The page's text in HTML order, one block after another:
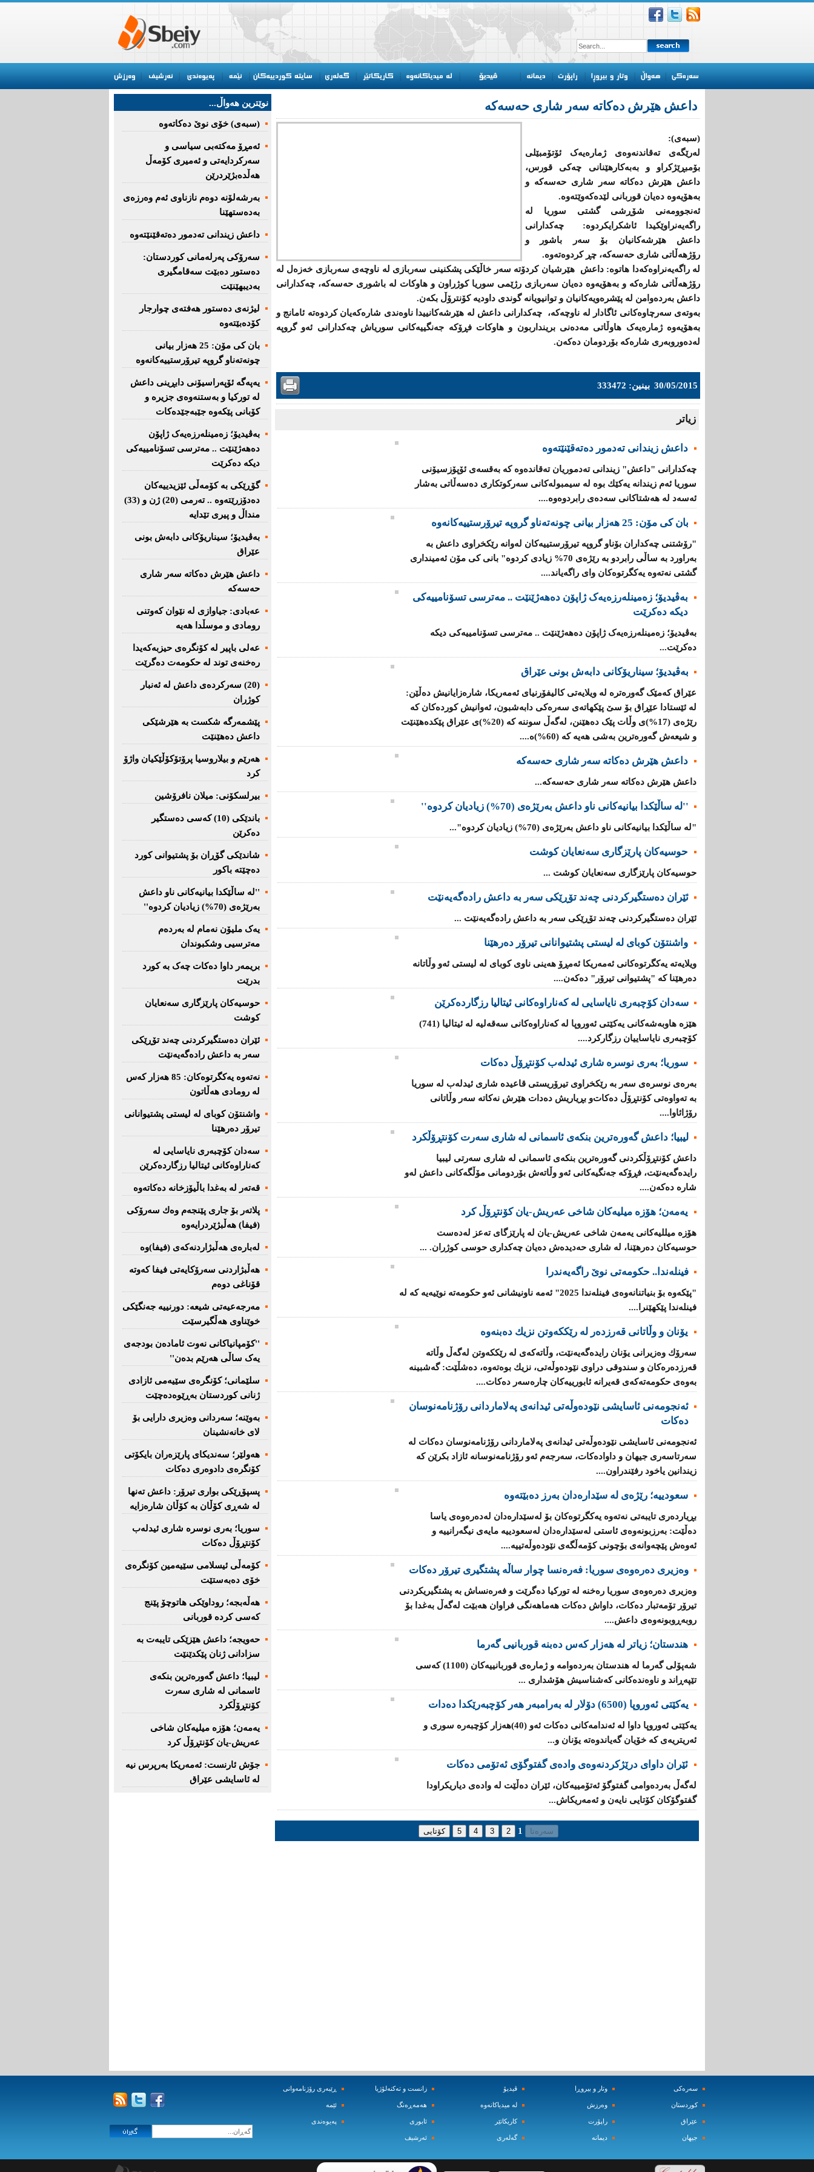
داعش هێرش دەکاتە سەر شاری حەسەکە
(سبەی):
لەرێگەی تەقاندنەوەی ژمارەیەک ئۆتۆمبێلی
بۆمبڕێژکراو و بەبەکارهێنانی چەکی قورس،
داعش هێرش دەکاتە سەر شاری حەسەکە و
بەهۆیەوە دەیان قوربانی لێدەکەوێتەوە.
ئەنجوومەنی شۆڕشی گشتی سوریا لە
راگەیەنراوێكیدا ئاشکرایکردوە: چەكدارانی
داعش هێرشەكانیان بۆ سەر باشور و
رۆژهەڵاتی شاری حەسەكە، چڕ كردوەتەوە.
لە راگەیەنراوەكەدا هاتوە: داعش هێرشیان كردۆتە سەر خاڵێكی پشكنینی سەربازی لە ناوچەی سەربازی خەزەل لە
رۆژهەڵاتی شارەكە و بەهۆیەوە دەیان سەربازی رژێمی سوریا كوژراون و هاوكات لە باشوری حەسەكە، چەكدارانی
داعش بەردەوامن لە پێشرەویەكانیان و توانیویانە گوندی داودیە كۆنترۆڵ بكەن.
‌بەوتەی سەرچاوەکانی ئاگادار لە ناوچەکە، چەکدارانی داعش لە هێرشەكانییدا ناوەندی شارەكەیان كردوەتە ئامانج و
بەهۆیەوە ژمارەیەک هاوڵاتی مەدەنی برینداربون و هاوكات فڕۆكە جەنگییەکانی سوریاش چەکدارانی ئەو گروپە
لەدەوروبەری شارەكە بۆردومان دەكەن.
30/05/2015 بینین: 333472
زیاتر
داعش زیندانی تەدمور دەتەقێنێتەوە
چەكدارانی "داعش" زیندانی تەدموریان تەقاندەوە كە بەقسەی ئۆپۆزسیۆنی
سوریا ئەم زیندانە یەكێك بوە لە سیمبولەكانی سەركوتكاری دەسەڵاتی بەشار
ئەسەد لە هەشتاكانی سەدەی رابردوەوە....
بان كی مۆن: 25 هەزار بیانی چونەتەناو گروپە تیرۆرستییەكانەوە
"رۆشتنی چەكداران بۆناو گروپە تیرۆرستییەكان لەوانە رێكخراوی داعش بە
بەراورد بە ساڵی رابردو بە رێژەی 70% زیادی كردوە" بانی كی مۆن ئەمینداری
گشتی نەتەوە یەكگرتوەكان وای راگەیاند....
بەڤیدیۆ؛ زەمینلەرزەیەک ژاپۆن دەهەژێنێت .. مەترسی تسۆنامییەکی
دیکە دەکرێت
بەڤیدیۆ؛ زەمینلەرزەیەک ژاپۆن دەهەژێنێت .. مەترسی تسۆنامییەکی دیکە
دەکرێت...
بەڤیدیۆ؛ سیناریۆکانی دابەش بونی عێراق
عێراق کەمێک گەورەترە لە ویلایەتی کالیفۆرنیای ئەمەریکا، شارەزایانیش دەڵێن:
لە ئێستادا عێڕاق بۆ سێ پێکهاتەی سەرەکی دابەشبون، ئەوانیش کوردەکان کە
رێژەی (17%)ی وڵات پێک دەهێنن، لەگەڵ سوننە کە (20%)ی عێراق پێکدەهێنێت
و شیعەش گەورەترین بەشی هەیە کە (60%)ە....
داعش هێرش دەکاتە سەر شاری حەسەکە
داعش هێرش دەکاتە سەر شاری حەسەکە...
''لە ساڵێکدا بیانیه‌كانی ناو داعش بەرێژەى (70%) زیادیان کردوە''
"لە ساڵێکدا بیانیه‌كانی ناو داعش بەرێژەى (70%) زیادیان کردوە"...
حوسیەکان پارێزگارى سەنعایان کوشت
حوسیەکان پارێزگارى سەنعایان کوشت ...
ئێران دەستگیرکردنى چه‌ند تۆڕێكی‌ سه‌ر به‌ داعش رادەگەیەنێت
ئێران دەستگیرکردنى چه‌ند تۆڕێكی‌ سه‌ر به‌ داعش رادەگەیەنێت ...
واشنتۆن كوبای لە لیستی پشتیوانانی تیرۆر دەرهێنا
ویلایەتە یەكگرتوەكانی ئەمەریكا ئەمڕۆ هەینی ناوی كوبای لە لیستی ئەو وڵاتانە
دەرهێنا كە "پشتیوانی تیرۆر" دەكەن....
سەدان كۆچبەری نایاسایی لە كەناراوەكانی ئیتالیا رزگاردەكرێن
هێزە هاوبەشەكانی یەكێتی ئەوروپا لە كەناراوەكانی سەقەلیە لە ئیتالیا (741)
كۆچبەری نایاساییان رزگاركرد....
سوریا؛ بەری نوسرە شاری ئیدلەب كۆنتڕۆڵ دەكات
بەرەی نوسرەی سەر بە رێكخراوی تیرۆریستی قاعیدە شاری ئیدلەب لە سوریا
بە تەواوەتی كۆنتڕۆڵ دەكات‌و بڕیاریش دەدات هێرش نەكاتە سەر وڵاتانی
رۆژائاوا....
لیبیا؛ داعش گەورەترین بنكەی ئاسمانی لە شاری سەرت کۆنتڕۆڵکرد
داعش كۆنتڕۆڵکردنی گەورەترین بنكەی ئاسمانی لە شاری سەرتی لیبیا
رایدەگەیەنێت، فڕۆكە جەنگیەكانی ئەو وڵاتەش بۆردومانی مۆڵگەكانی داعش لەو
شارە دەكەن....
یەمەن؛ هۆزە میلیەكان شاخی عەریش-یان كۆنتڕۆڵ كرد
هۆزە میللیەكانی یەمەن شاخی عەریش-یان لە پارێزگای تەعز لەدەست
حوسیەكان دەرهێنا، لە شاری حەدیدەش دەیان چەكداری حوسی كوژران. ...
فینلەندا.. حكومەتی نوێ راگەیەندرا
"پێكەوە بۆ بنیاتنانەوەی فینلەندا 2025" ئەمە ناونیشانی ئەو حكومەتە نوێیەیە كە لە
فینلەندا پێكهێنرا....
یۆنان‌ و وڵاتانی‌ قه‌رزده‌ر له‌ رێککەوتن نزیك ده‌بنه‌وه‌
سه‌رۆك وه‌زیرانی‌ یۆنان رایده‌گه‌یه‌نێت، وڵاته‌كه‌ی‌ له‌ رێکكه‌وتن له‌گه‌ڵ وڵاته‌
قه‌رزده‌ره‌كان‌ و سندوقی‌ دراوی‌ نێوده‌وڵه‌تی، نزیك بوه‌ته‌وه‌، ده‌شڵێت: گه‌شبینه‌
به‌وه‌ی‌ حكومه‌ته‌كه‌ی‌ قه‌یرانه‌ ئابورییه‌كان چاره‌سه‌ر ده‌كات....
ئه‌نجومه‌نی ئاسایشی نێوده‌وڵه‌تی ئیدانه‌ی په‌لاماردانی رۆژنامه‌نوسان
ده‌كات
ئه‌نجومه‌نی ئاسایشی نێوده‌وڵه‌تی ئیدانه‌ی په‌لاماردانی رۆژنامه‌نوسان ده‌كات له‌
سه‌رتاسه‌ری جیهان و داواده‌كات، سه‌رجه‌م ئه‌و رۆژنامه‌نوسانه‌ ئازاد بكرێن كه‌
زیندانین یاخود رفێندراون....
سعودییە؛ رێژەی لە سێدارەدان بەرز دەبێتەوە
بڕیارده‌ری تایبه‌تی نه‌ته‌وه‌ یه‌كگرتوه‌كان بۆ له‌سێداره‌دان له‌ده‌ره‌وه‌ی یاسا
ده‌ڵێت: به‌رزبونه‌وه‌ی ئاستی له‌سێداره‌دان له‌سعودییه‌ مایه‌ی نیگه‌رانییه‌ و
ئه‌وه‌ش پێچه‌وانه‌ی بۆچونی كۆمه‌ڵگه‌ی‌ نێوده‌وڵه‌تییه‌....
وەزیری دەرەوەی سوریا: فه‌ره‌نسا چوار ساڵه‌ پشتگیری تیرۆر ده‌كات
وه‌زیری ده‌ره‌وه‌ی سوریا ره‌خنه‌ له‌ توركیا ده‌گرێت و فه‌ره‌نساش به‌ پشتگیریكردنی
تیرۆر تۆمه‌تبار ده‌كات، داواش ده‌كات هه‌ماهه‌نگی فراوان هه‌بێت له‌گه‌ڵ به‌غدا بۆ
روبه‌ڕوبونه‌وه‌ی داعش....
هندستان؛ زیاتر لە هەزار کەس دەبنە قوربانیی گەرما
شه‌پۆلی‌ گه‌رما له‌ هندستان به‌رده‌وامه‌ و ژماره‌ی‌ قوربانییه‌كان (1100) کەسی
تێپه‌ڕاند و ناوه‌نده‌كانی‌ كه‌شناسیش هۆشداری‌ ...
یه‌كێتی‌ ئه‌وروپا (6500) دۆلار له‌ به‌رامبه‌ر هه‌ر كۆچبه‌رێكدا ده‌دات
یه‌كێتی‌ ئه‌وروپا داوا له‌ ئه‌ندامه‌كانی‌ ده‌كات ئه‌و (40)هه‌زار كۆچبه‌ره‌ سوری‌ و
ئه‌ریتریه‌ی‌ کە خۆیان گه‌یاندوه‌ته‌ یۆنان و...
ئێران داوای‌ درێژكردنه‌وه‌ی‌ واده‌ی‌ گفتوگۆی ئەتۆمی ده‌كات
له‌گه‌ڵ به‌رده‌وامی‌ گفتوگۆ ئه‌تۆمییه‌كان، ئێران ده‌ڵێت له‌ واده‌ی‌ دیاریكراودا
گفتوگۆكان كۆتایی‌ نایه‌ن و ئەمەریکاش...
1
نوێترین هه‌واڵ...
(سبەى) خۆى نوێ دەکاتەوە
ئه‌مڕۆ مه‌كته‌بی‌ سیاسی‌ و
سه‌ركردایه‌تی‌ و ئه‌میری‌ كۆمه‌ڵ
هەڵدەبژێردرێن
به‌رشه‌لۆنه‌ دوه‌م نازناوی ئه‌م وه‌رزه‌ی
به‌ده‌ستهێنا
داعش زیندانی تەدمور دەتەقێنێتەوە
سەرۆكی پەرلەمانی كوردستان:
دەستور دەبێت سەقامگیری
بەدیبهێنێت
لیژنەی دەستور هەفتەی چوارجار
كۆدەبێتەوە
بان كی مۆن: 25 هەزار بیانی
چونەتەناو گروپە تیرۆرستییەكانەوە
یەپەگە ئۆپەراسیۆنی دابڕینی داعش
لە تورکیا و بەستنەوەی جزیرە و
کۆبانی پێکەوە جێبەجێدەکات
بەڤیدیۆ؛ زەمینلەرزەیەک ژاپۆن
دەهەژێنێت .. مەترسی تسۆنامییەکی
دیکە دەکرێت
گۆڕێکی بە کۆمەڵی ئێزیدییەکان
دەدۆزرێتەوە .. تەرمی (20) ژن و (33)
منداڵ و پیری تێدایە
بەڤیدیۆ؛ سیناریۆکانی دابەش بونی
عێراق
داعش هێرش دەکاتە سەر شاری
حەسەکە
عه‌بادی: جیاوازی له‌ نێوان کەوتنی
رومادی و موسڵدا هه‌یه‌
عەلی باپیر لە کۆنگرەی حیزبەکەیدا
رەخنەی توند لە حکومەت دەگرێت
(20) سه‌ركرده‌ی داعش لە ئەنبار
کوژران
پێشمەرگە شكست بە هێرشێكی
داعش دەهێنێت
هەرێم و بیلاروسیا پرۆتۆکۆڵێکیان واژۆ
کرد
بیرلسكۆنی: میلان نافرۆشین
باندێکی (10) کەسى دەستگیر
دەکرێن
شاندێکى گۆڕان بۆ پشتیوانی کورد
دەچێتە باکور
''لە ساڵێکدا بیانیه‌كانی ناو داعش
بەرێژەى (70%) زیادیان کردوە''
یەک ملیۆن نەمام لە بەردەم
مەترسیی وشکبوندان
بریمه‌ر داوا دەکات چەک بە کورد
بدرێت
حوسیەکان پارێزگارى سەنعایان
کوشت
ئێران دەستگیرکردنى چه‌ند تۆڕێكی‌
سه‌ر به‌ داعش رادەگەیەنێت
نەتەوە یەكگرتوەكان: 85 هەزار كەس
لە رومادی هەڵاتون
واشنتۆن كوبای لە لیستی پشتیوانانی
تیرۆر دەرهێنا
سەدان كۆچبەری نایاسایی لە
كەناراوەكانی ئیتالیا رزگاردەكرێن
قەتەر لە بەغدا باڵیۆزخانە دەكاتەوە
پلاتەر بۆ جاری پێنجەم وەك سەرۆكی
(فیفا) هەڵبژێردرایەوە
لەبارەی هەڵبژاردنەكەی (فیفا)وە
هەڵبژاردنی سەرۆكایەتی فیفا كەوتە
قۆناغی دوەم
مەرجەعیەتی شیعە: دورنییە جەنگێكی
خوێناوی هەڵگیرسێت
''کۆمپانیاکانی نەوت ئامادەن بودجەی
یەک ساڵی هەرێم بدەن''
سلێمانی؛ كۆنگرەی سێیەمی ئازادی
ژنانی كوردستان بەڕێوەدەچێت
بەوێنە؛ سەردانی وەزیری دارایی بۆ
لای خانەنشینان
هەولێر؛ سەندیكای پارێزەران بایكۆتی
كۆنگرەی دادوەری دەكات
پسپۆڕێكی بواری تیرۆر: داعش تەنها
لە شەڕی كۆڵان بە كۆڵان شارەزایە
سوریا؛ بەری نوسرە شاری ئیدلەب
كۆنتڕۆڵ دەكات
كۆمەڵی ئیسلامی سێیەمین كۆنگرەی
خۆی دەبەستێت
هەڵەبجە؛ روداوێکی هاتوچۆ پێنج
کەسی کردە قوربانی
حەویجە؛ داعش هێزێكی تایبەت بە
سزادانی ژنان پێكدێنێت
لیبیا؛ داعش گەورەترین بنكەی
ئاسمانی لە شاری سەرت
کۆنتڕۆڵکرد
یەمەن؛ هۆزە میلیەكان شاخی
عەریش-یان كۆنتڕۆڵ كرد
جۆش ئارنست: ئەمەریكا بەرپرس نیە
لە ئاسایشی عێراق
سه‌ره‌کی
کوردستان
عێراق
جیهان
وتار و بیروڕا
وه‌رزش‌
راپۆرت
دیمانه‌
ڤیدیۆ
له‌ میدیاکانه‌وه‌
کاریکاتێر
گه‌له‌ری
زانست و ته‌کنه‌لۆژیا
هه‌مه‌ڕه‌نگ
ئابوری
ئه‌رشیف
ڕێبه‌ری رۆژنامه‌وانی
ئێمه‌
په‌یوه‌ندی